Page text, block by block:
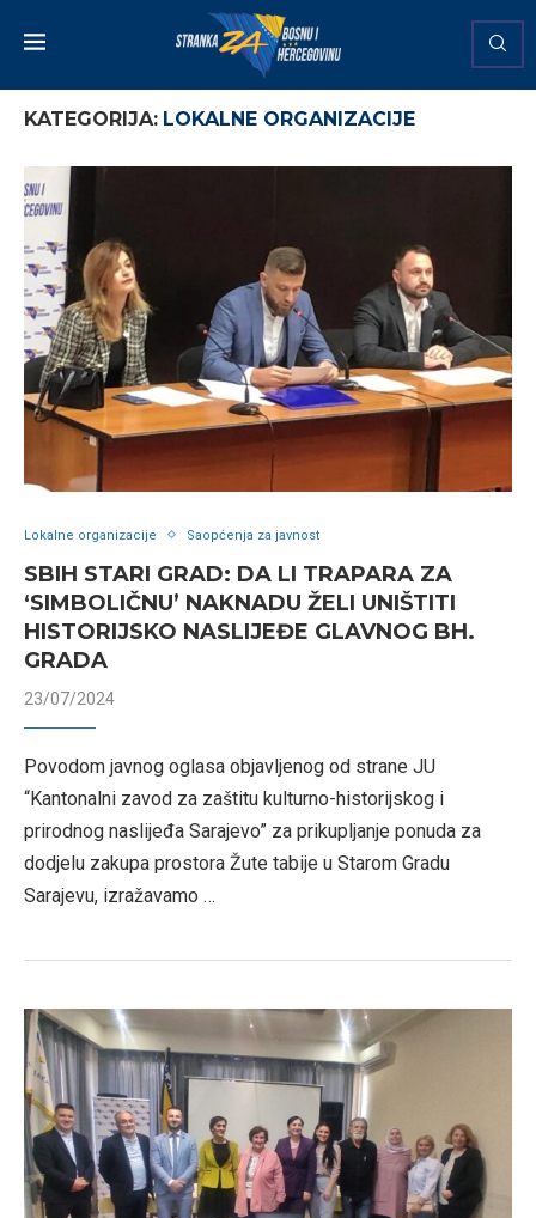
KATEGORIJA: LOKALNE ORGANIZACIJE
Lokalne organizacije Saopćenja za javnost
SBIH STARI GRAD: DA LI TRAPARA ZA
‘SIMBOLIČNU’ NAKNADU ŽELI UNIŠTITI
HISTORIJSKO NASLIJEĐE GLAVNOG BH.
GRADA
23/07/2024
Povodom javnog oglasa objavljenog od strane JU
“Kantonalni zavod za zaštitu kulturno-historijskog i
prirodnog naslijeđa Sarajevo” za prikupljanje ponuda za
dodjelu zakupa prostora Žute tabije u Starom Gradu
Sarajevu, izražavamo …